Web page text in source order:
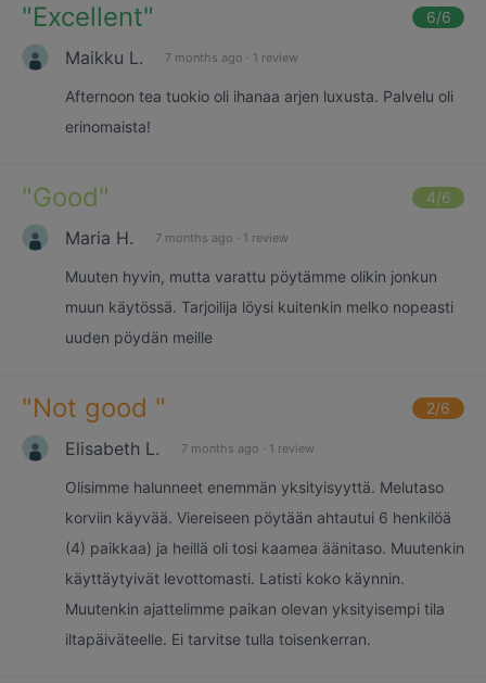
"Excellent" 6/6
Maikku L. 7 months ago · 1 review
Afternoon tea tuokio oli ihanaa arjen luxusta. Palvelu oli
erinomaista!
"Good" 4/6
Maria H. 7 months ago · 1 review
Muuten hyvin, mutta varattu pöytämme olikin jonkun
muun käytössä. Tarjoilija löysi kuitenkin melko nopeasti
uuden pöydän meille
"Not good " 2/6
Elisabeth L. 7 months ago · 1 review
Olisimme halunneet enemmän yksityisyyttä. Melutaso
korviin käyvää. Viereiseen pöytään ahtautui 6 henkilöä
(4) paikkaa) ja heillä oli tosi kaamea äänitaso. Muutenkin
käyttäytyivät levottomasti. Latisti koko käynnin.
Muutenkin ajattelimme paikan olevan yksityisempi tila
iltapäiväteelle. Ei tarvitse tulla toisenkerran.